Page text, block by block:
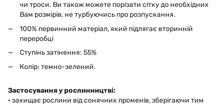
чи троси. Ви також можете порізати сітку до необхідних
Вам розмірів, не турбуючись про розпускання.
100% первинний матеріал, який підлягає вторинній
переробці
Ступінь затінення: 55%
Колір: темно-зелений.
Застосування у рослинництві:
• захищає рослини від сонячних променів, зберігаючи тим